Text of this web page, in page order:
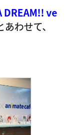
DREAM!! ve
わせて、